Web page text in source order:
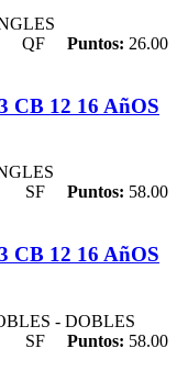
QF
Puntos: 26.00
CB 12 16 AñOS
SF
Puntos: 58.00
CB 12 16 AñOS
- DOBLES
SF
Puntos: 58.00